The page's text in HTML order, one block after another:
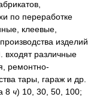
по переработке
клеевые,
изделий
входят различные
ремонтно-
тары, гараж и др.
8 ч) 10, 30, 50, 100;